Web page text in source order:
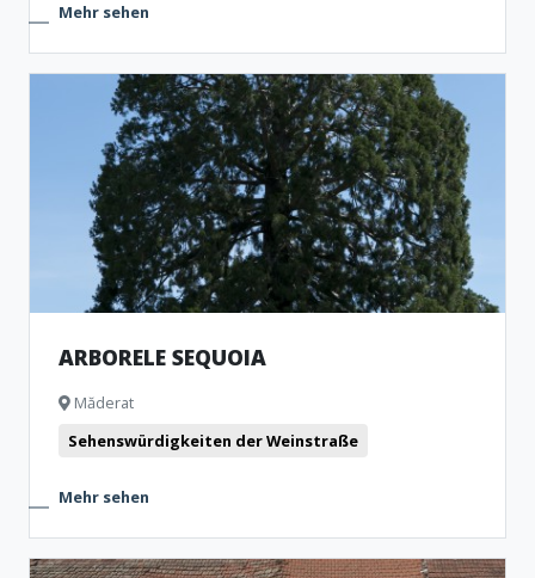
Mehr sehen
ARBORELE SEQUOIA
Măderat
Sehenswürdigkeiten der Weinstraße
Mehr sehen